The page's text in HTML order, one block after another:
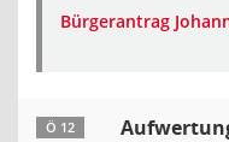
Bürgerantrag
Ö 12